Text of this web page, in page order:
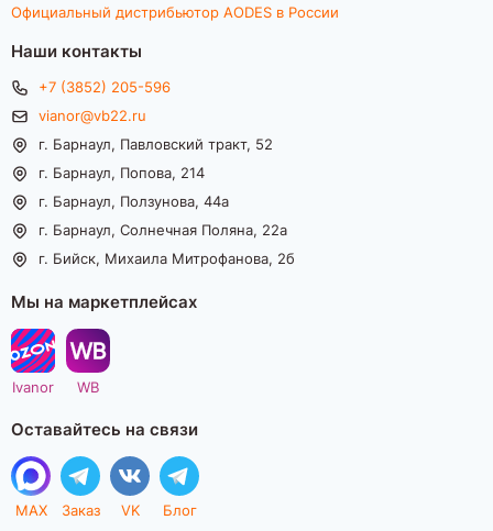
Официальный дистрибьютор AODES в России
Наши контакты
+7 (3852) 205-596
vianor@vb22.ru
г. Барнаул, Павловский тракт, 52
г. Барнаул, Попова, 214
г. Барнаул, Ползунова, 44а
г. Барнаул, Солнечная Поляна, 22а
г. Бийск, Михаила Митрофанова, 2б
Мы на маркетплейсах
Ivanor WB
Оставайтесь на связи
MAX Заказ VK Блог